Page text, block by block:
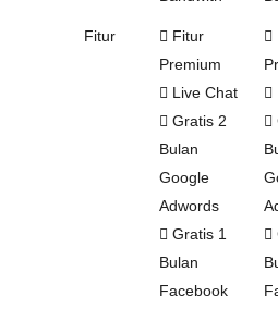
Fitur
Fitur
Premium
Live Chat
Gratis 2
Bulan
Google
Adwords
Gratis 1
Bulan
Facebook